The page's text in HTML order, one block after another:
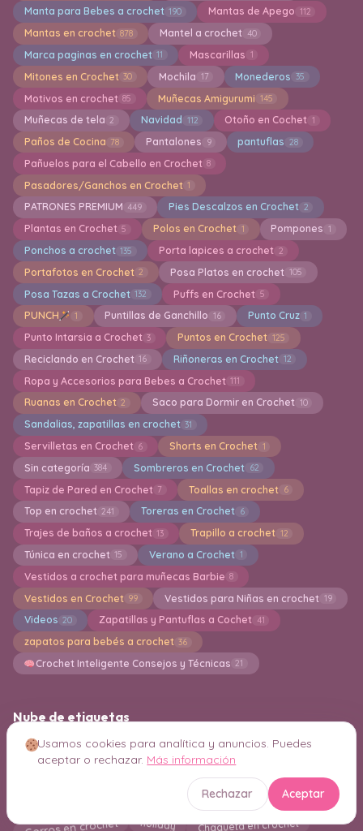
Manta para Bebes a crochet 190 Mantas de Apego 112
Mantas en crochet 878 Mantel a crochet 40
Marca paginas en crochet 11 Mascarillas 1
Mitones en Crochet 30 Mochila 17 Monederos 35
Motivos en crochet 85 Muñecas Amigurumi 145
Muñecas de tela 2 Navidad 112 Otoño en Cochet 1
Paños de Cocina 78 Pantalones 9 pantuflas 28
Pañuelos para el Cabello en Crochet 8
Pasadores/Ganchos en Crochet 1
PATRONES PREMIUM 449 Pies Descalzos en Crochet 2
Plantas en Crochet 5 Polos en Crochet 1 Pompones 1
Ponchos a crochet 135 Porta lapices a crochet 2
Portafotos en Crochet 2 Posa Platos en crochet 105
Posa Tazas a Crochet 132 Puffs en Crochet 5
PUNCH 1 Puntillas de Ganchillo 16 Punto Cruz 1
Punto Intarsia a Crochet 3 Puntos en Crochet 125
Reciclando en Crochet 16 Riñoneras en Crochet 12
Ropa y Accesorios para Bebes a Crochet 111
Ruanas en Crochet 2 Saco para Dormir en Crochet 10
Sandalias, zapatillas en crochet 31
Servilletas en Crochet 6 Shorts en Crochet 1
Sin categoría 384 Sombreros en Crochet 62
Tapiz de Pared en Crochet 7 Toallas en crochet 6
Top en crochet 241 Toreras en Crochet 6
Trajes de baños a crochet 13 Trapillo a crochet 12
Túnica en crochet 15 Verano a Crochet 1
Vestidos a crochet para muñecas Barbie 8
Vestidos en Crochet 99 Vestidos para Niñas en crochet 19
Videos 20 Zapatillas y Pantuflas a Cochet 41
zapatos para bebés a crochet 36
Crochet Inteligente Consejos y Técnicas 21
Nube de etiquetas
Colgantes de Pared en Crochet Amigurumi Patrones PDF
Amigurumi para Principiantes Boinas a Crochet
Crochet para Principantes Flores en crochet
kimono en crochet
holiday Chaqueta en crochet
Usamos cookies para analítica y anuncios. Puedes
aceptar o rechazar. Más información
Rechazar Aceptar